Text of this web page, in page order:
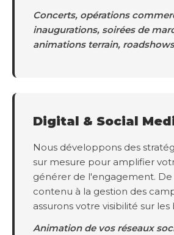
Concerts, opérations
inaugurations, soirées de
animations terrain,
Digital & Social
Nous développons des
sur mesure pour amplifier
générer de l'engagement.
contenu à la gestion des
assurons votre visibilité sur les
Animation de vos réseaux